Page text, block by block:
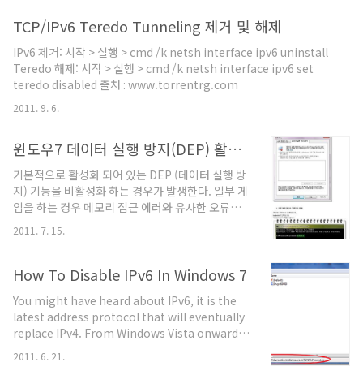
Windows 7 Professional K x64 Korean 2) 4G
이상 USB 메모리 준비 3) 설치 4) USB 메모리 부팅
해서 윈도우7 설치 이미지 출처 : 지식IN
TCP/IPv6 Teredo Tunneling 제거 및 해제
IPv6 제거: 시작 > 실행 > cmd /k netsh interface ipv6 uninstall
Teredo 해제: 시작 > 실행 > cmd /k netsh interface ipv6 set
teredo disabled 출처 : www.torrentrg.com
2011. 9. 6.
윈도우7 데이터 실행 방지(DEP) 활성화/비활성화
기본적으로 활성화 되어 있는 DEP (데이터 실행 방
지) 기능을 비활성화 하는 경우가 발생한다. 일부 게
임을 하는 경우 메모리 접근 에러와 유사한 오류가
발생하기도 하여 게임을 하는 유저가 해당 기능을
비활성화 하는 경우가 있는데... 문제는 게임에 관련
은데 보안 기능을 모두 꺼버리는 사태인 것이다... 어
을 안내하는 내용을 첨부한 것이다. 비활성화를 안
내하고픈 마음은 없고 활성화 되었는지 확인하고 안
되었다면 활성화 하기를 바란다. 또한 기본값의
OptIn 대신 OptOut 로 설정하길 권장한다. # 윈도
2011. 7. 15.
How To Disable IPv6 In Windows 7
You might have heard about IPv6, it is the
latest address protocol that will eventually
replace IPv4. From Windows Vista onward it
has been kept enabled by default, but it is
also a fact that IPv6 is not yet common and
2011. 6. 21.